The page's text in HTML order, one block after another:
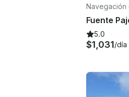
Navegación
oire
Fuente
5.0
$1,031/día